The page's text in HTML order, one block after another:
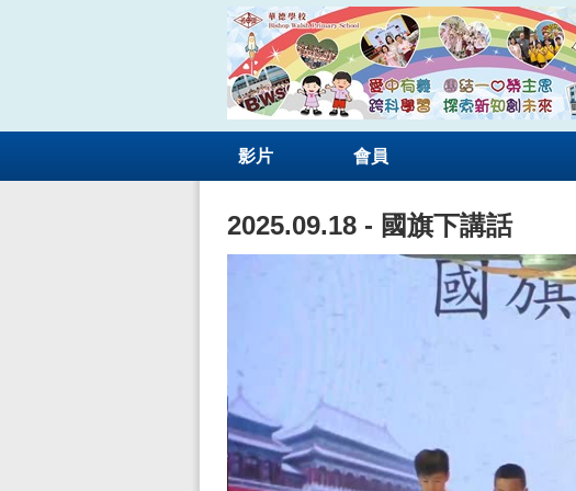
影片 會員
2025.09.18 - 國旗下講話